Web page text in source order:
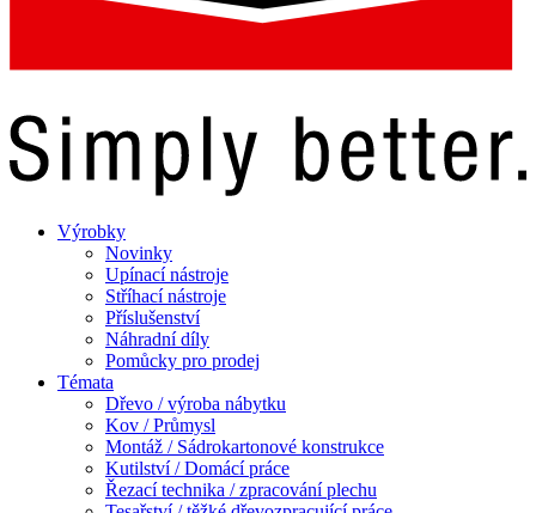
Výrobky
Novinky
Upínací nástroje
Stříhací nástroje
Příslušenství
Náhradní díly
Pomůcky pro prodej
Témata
Dřevo / výroba nábytku
Kov / Průmysl
Montáž / Sádrokartonové konstrukce
Kutilství / Domácí práce
Řezací technika / zpracování plechu